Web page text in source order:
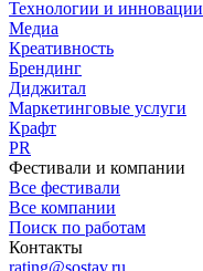
Технологии и инновации
Медиа
Креативность
Брендинг
Диджитал
Маркетинговые услуги
Крафт
PR
Фестивали и компании
Все фестивали
Все компании
Поиск по работам
Контакты
rating@sostav.ru